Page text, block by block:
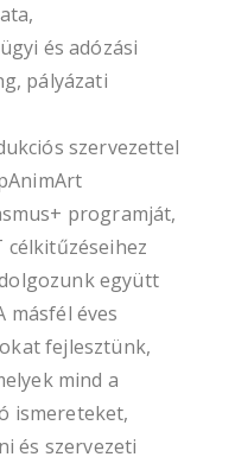
és adózási
pályázati
szervezettel
programját,
célkitűzéseihez
együtt
másfél éves
fejlesztünk,
mind a
ismereteket,
és szervezeti